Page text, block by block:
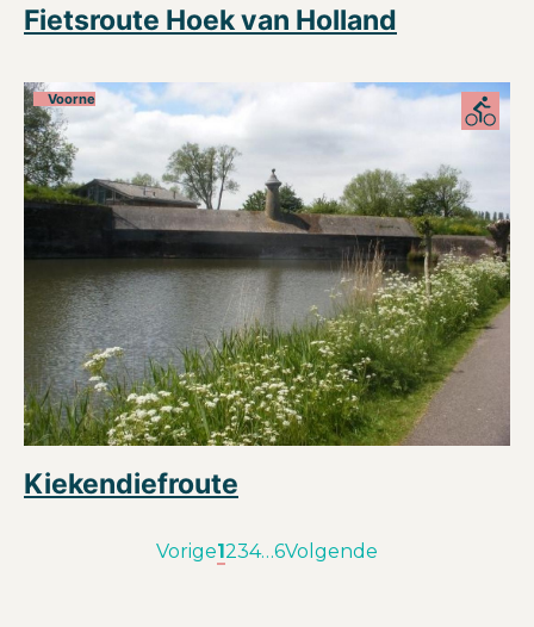
Fietsroute Hoek van Holland
Voorne
Kiekendiefroute
Vorige1234…6Volgende